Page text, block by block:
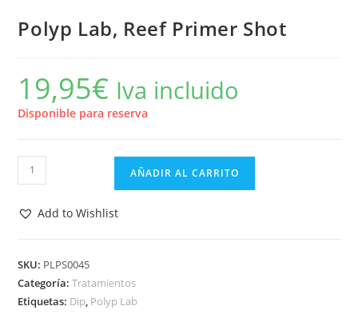
Polyp Lab, Reef Primer Shot
19,95€ Iva incluido
Disponible para reserva
Polyp
Lab,
cantidad
AÑADIR AL CARRITO
Add to Wishlist
SKU: PLPS0045
Categoría:Tratamientos
Etiquetas: Dip, Polyp Lab